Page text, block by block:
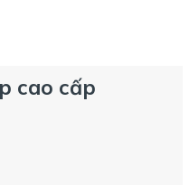
cao cấp